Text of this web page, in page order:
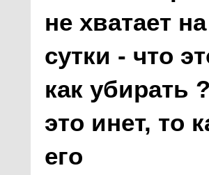
не хватает на
сутки - что
как убирать
это инет, то
его